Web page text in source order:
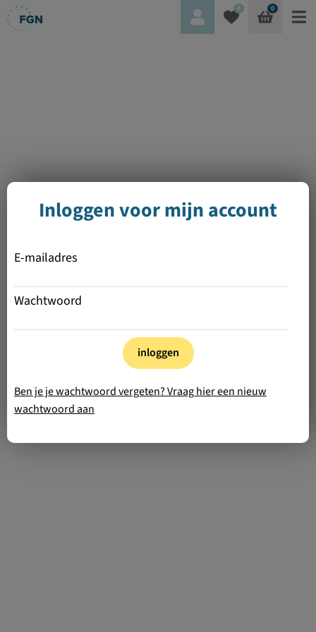
0 0
Inloggen voor mijn account
E-mailadres
Wachtwoord
inloggen
Ben je je wachtwoord vergeten? Vraag hier een nieuw
wachtwoord aan